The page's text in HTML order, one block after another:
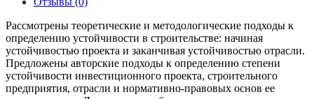
Рассмотрены теоретические и методологические подходы к
определе­нию устойчивости в строительстве: начиная
устойчивостью проекта и за­канчивая устойчивостью отрасли.
Предложены авторские подходы к определению степени
устойчивости инвестиционного проекта, строи­тельного
предприятия, отрасли и нормативно-правовых основ ее